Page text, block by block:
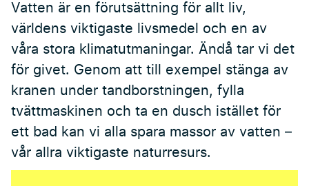
Vatten är en förutsättning för allt liv,
världens viktigaste livsmedel och en av
våra stora klimatutmaningar. Ändå tar vi det
för givet. Genom att till exempel stänga av
kranen under tandborstningen, fylla
tvättmaskinen och ta en dusch istället för
ett bad kan vi alla spara massor av vatten –
vår allra viktigaste naturresurs.